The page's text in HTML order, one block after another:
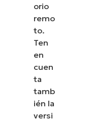
orio
remo
to.
Ten
en
cuen
ta
tamb
ién la
versi